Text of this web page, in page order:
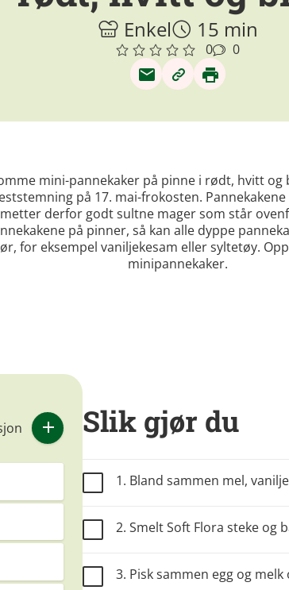
Enkel 15 min
0 0
mini-pannekaker på pinne i rødt, hvitt
på 17. mai-frokosten.
derfor godt sultne mager som står
på pinner, så kan alle dyppe
for eksempel vaniljekesam eller syltetøy.
minipannekaker.
Slik gjør du
1. Bland sammen mel,
2. Smelt Soft Flora steke og
3. Pisk sammen egg og